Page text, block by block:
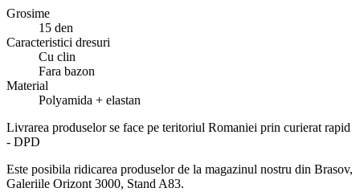
Grosime
15 den
Caracteristici dresuri
Cu clin
Fara bazon
Material
Polyamida + elastan
Livrarea produselor se face pe teritoriul Romaniei prin curierat rapid
- DPD
Este posibila ridicarea produselor de la magazinul nostru din Brasov,
Galeriile Orizont 3000, Stand A83.